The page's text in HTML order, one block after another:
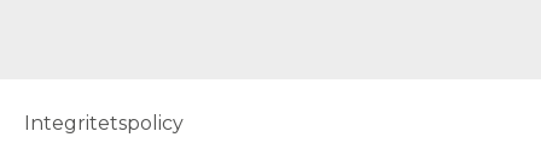
Integritetspolicy